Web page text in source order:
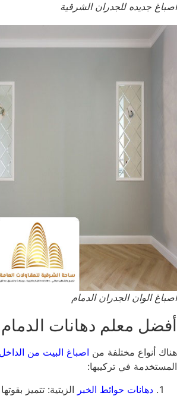
اصباغ جديده للجدران الشرقية
اصباغ الوان الجدران الدمام
أفضل معلم دهانات الدمام
هناك أنواع مختلفة من اصباغ البيت من الداخل
المستخدمة في تركيبها:
دهانات حوائط الخبر الزيتية: تتميز